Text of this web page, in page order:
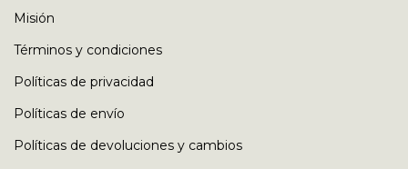
Misión
Términos y condiciones
Políticas de privacidad
Políticas de envío
Políticas de devoluciones y cambios